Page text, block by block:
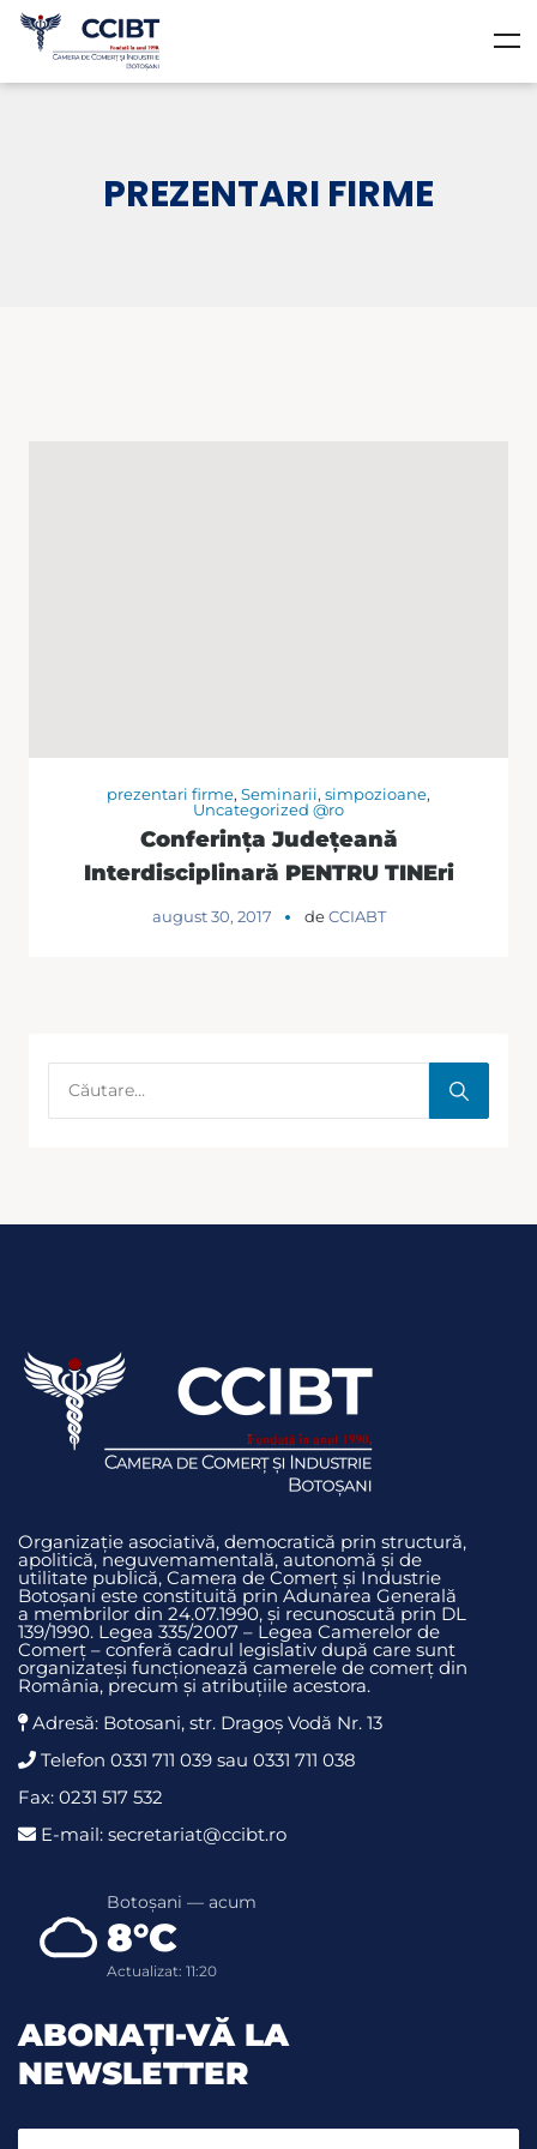
PREZENTARI FIRME
prezentari firme, Seminarii, simpozioane,
Uncategorized @ro
Conferința Județeană
Interdisciplinară PENTRU TINEri
august 30, 2017 deCCIABT
Organizație asociativă, democratică prin structură,
apolitică, neguvemamentală, autonomă și de
utilitate publică, Camera de Comerț și Industrie
Botoșani este constituită prin Adunarea Generală
a membrilor din 24.07.1990, și recunoscută prin DL
139/1990. Legea 335/2007 – Legea Camerelor de
Comerț – conferă cadrul legislativ după care sunt
organizateși funcționează camerele de comerț din
România, precum și atribuțiile acestora.
Adresă: Botosani, str. Dragoş Vodă Nr. 13
Telefon 0331 711 039 sau 0331 711 038
Fax: 0231 517 532
E-mail: secretariat@ccibt.ro
Botoșani — acum
8°C
Actualizat: 11:20
ABONAȚI-VĂ LA
NEWSLETTER